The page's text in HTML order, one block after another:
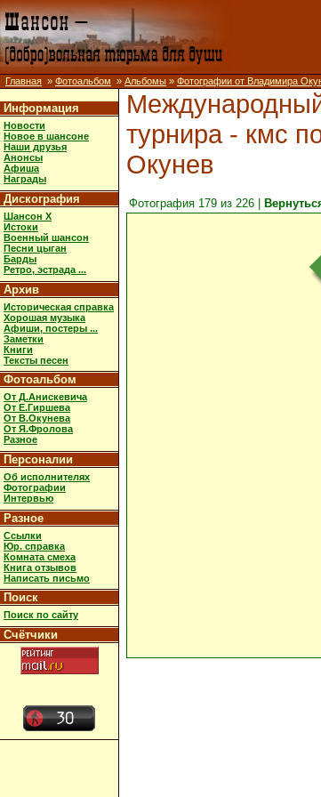
Главная » Фотоальбом » Альбомы » Фотографии от Владимира
Информация
Новости
Новое в шансоне
Наши друзья
Анонсы
Афиша
Награды
Дискография
Шансон X
Истоки
Военный шансон
Песни цыган
Барды
Ретро, эстрада ...
Архив
Историческая справка
Хорошая музыка
Афиши, постеры ...
Заметки
Книги
Тексты песен
Фотоальбом
От Д.Анискевича
От Е.Гиршева
От В.Окунева
От Я.Фролова
Разное
Персоналии
Об исполнителях
Фотографии
Интервью
Разное
Ссылки
Юр. справка
Комната смеха
Книга отзывов
Написать письмо
Поиск
Поиск по сайту
Счётчики
Международный
турнира - кмс
Окунев
Фотография 179 из 226 |